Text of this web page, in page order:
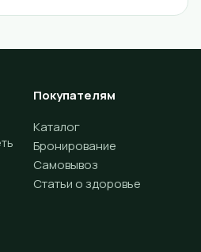
Покупателям
Каталог
Бронирование
Самовывоз
Статьи о здоровье